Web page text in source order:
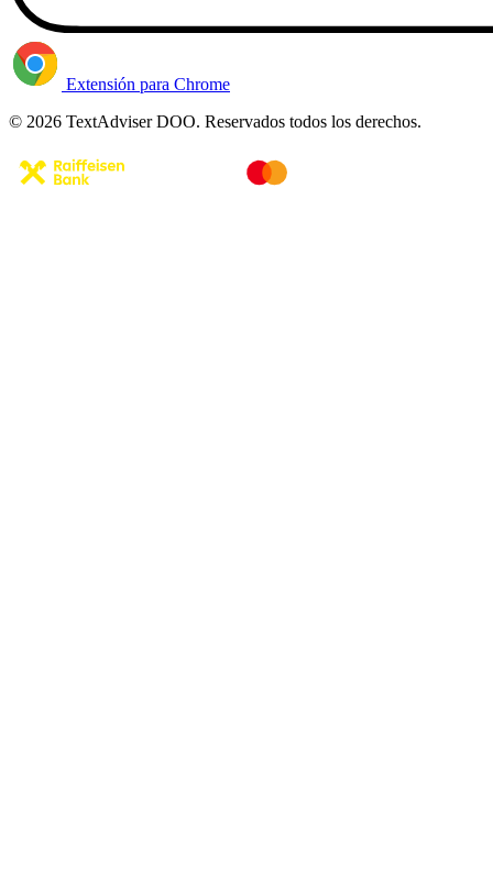
Extensión para Chrome
© 2026 TextAdviser DOO. Reservados todos los derechos.